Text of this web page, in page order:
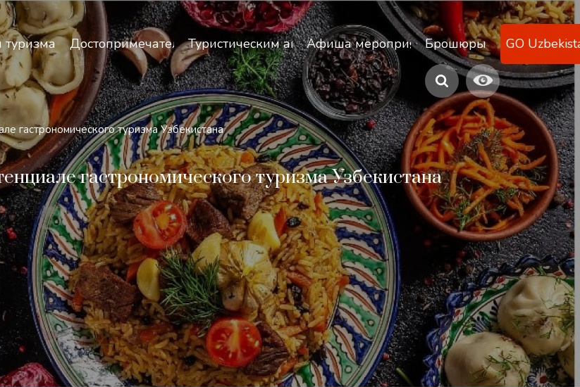
и особенности путешествий по Узбекистану
ДостопримечательностиТуристическим агентствамАфиша мероприятийБрошюры
GO
гастрономического туризма Узбекистана
гастрономического туризма Узбекистана